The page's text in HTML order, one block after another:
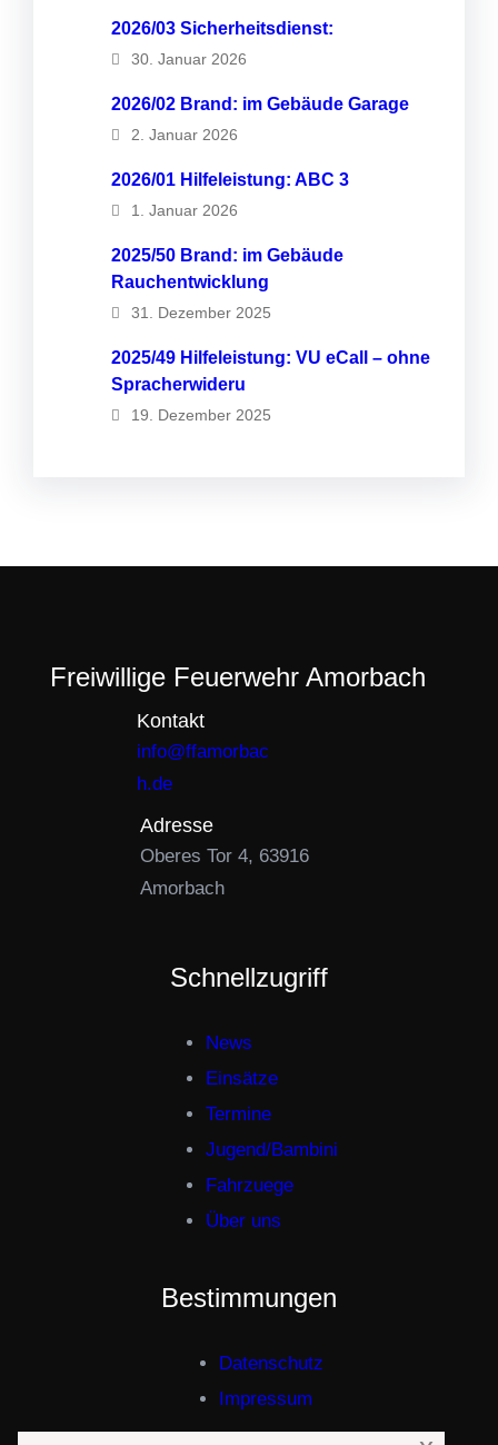
2026/03 Sicherheitsdienst:
30. Januar 2026
2026/02 Brand: im Gebäude Garage
2. Januar 2026
2026/01 Hilfeleistung: ABC 3
1. Januar 2026
2025/50 Brand: im Gebäude
Rauchentwicklung
31. Dezember 2025
2025/49 Hilfeleistung: VU eCall – ohne
Spracherwideru
19. Dezember 2025
Freiwillige Feuerwehr Amorbach
Kontakt
info@ffamorbac
h.de
Adresse
Oberes Tor 4, 63916
Amorbach
Schnellzugriff
News
Einsätze
Termine
Jugend/Bambini
Fahrzuege
Über uns
Bestimmungen
Datenschutz
Impressum